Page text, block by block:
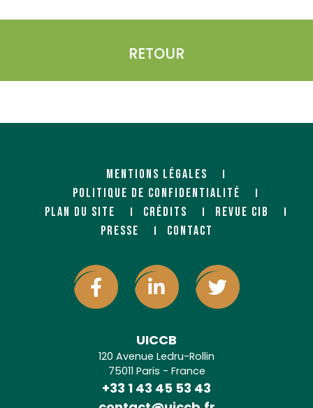
RETOUR
MENTIONS LÉGALES
POLITIQUE DE CONFIDENTIALITÉ
PLAN DU SITE
CRÉDITS
REVUE CIB
PRESSE
CONTACT
UICCB
120 Avenue Ledru-Rollin
75011 Paris - France
+33 1 43 45 53 43